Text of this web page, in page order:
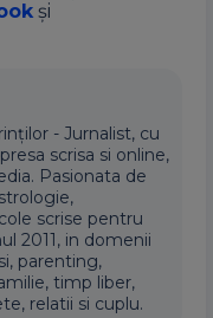
și
- Jurnalist, cu
scrisa si online,
Pasionata de
scrise pentru
2011, in domenii
parenting,
timp liber,
relatii si cuplu.